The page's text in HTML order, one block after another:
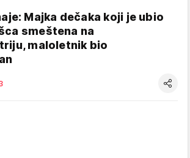
Majka dečaka koji je ubio
smeštena na
maloletnik bio